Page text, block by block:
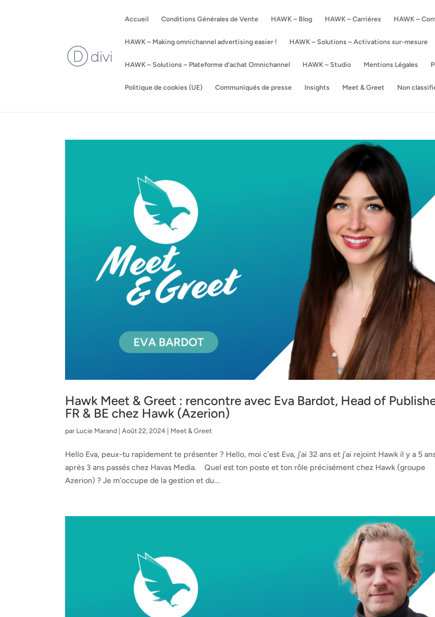
Accueil Conditions Générales de Vente HAWK – Blog HAWK – Carrières HAWK –
HAWK – Making omnichannel advertising easier ! HAWK – Solutions – Activations sur-mesure
HAWK – Solutions – Plateforme d’achat Omnichannel HAWK – Studio Mentions Légales
Politique de cookies (UE) Communiqués de presse Insights Meet & Greet Non
Hawk Meet & Greet : rencontre avec Eva Bardot, Head of
FR & BE chez Hawk (Azerion)
par Lucie Marand |Août 22, 2024 Meet & Greet
Hello Eva, peux-tu rapidement te présenter ? Hello, moi c’est Eva, j’ai 32 ans et j’ai rejoint Hawk il y a 5
après 3 ans passés chez Havas Media. Quel est ton poste et ton rôle précisément chez Hawk (groupe
Azerion) ? Je m’occupe de la gestion et du...